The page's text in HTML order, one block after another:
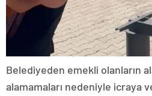
Belediyeden emekli olanların
alamamaları nedeniyle icraya